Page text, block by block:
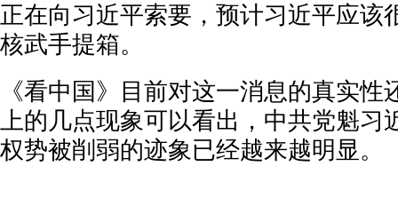
正在向习近平索要，预计习近平应该
核武手提箱。
《看中国》目前对这一消息的真实
上的几点现象可以看出，中共党魁习
权势被削弱的迹象已经越来越明显。